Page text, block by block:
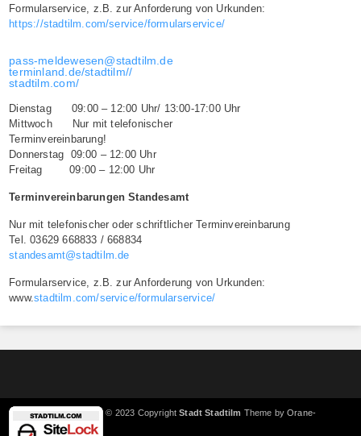
Formularservice, z.B. zur Anforderung von Urkunden:
https://stadtilm.com/service/formularservice/
pass-meldewesen@stadtilm.de
terminland.de/stadtilm//
stadtilm.com/
Dienstag 09:00 – 12:00 Uhr/ 13:00-17:00 Uhr
Mittwoch Nur mit telefonischer
Terminvereinbarung!
Donnerstag 09:00 – 12:00 Uhr
Freitag 09:00 – 12:00 Uhr
Terminvereinbarungen Standesamt
Nur mit telefonischer oder schriftlicher Terminvereinbarung
Tel. 03629 668833 / 668834
standesamt@stadtilm.de
Formularservice, z.B. zur Anforderung von Urkunden:
www.stadtilm.com/service/formularservice/
© 2023 CopyrightStadt Stadtilm Theme byOrane-